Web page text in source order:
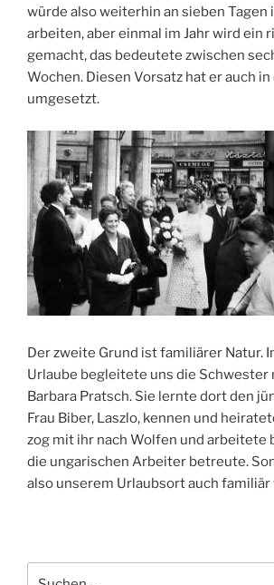
würde also weiterhin an sieben Tagen
arbeiten, aber einmal im Jahr wird ein
gemacht, das bedeutete zwischen
Wochen. Diesen Vorsatz hat er auch in
umgesetzt.
Der zweite Grund ist familiärer Natur.
Urlaube begleitete uns die
Barbara Pratsch. Sie lernte dort den
Frau Biber, Laszlo, kennen und
zog mit ihr nach Wolfen und arbeitete
die ungarischen Arbeiter betreute.
also unserem Urlaubsort auch familiär